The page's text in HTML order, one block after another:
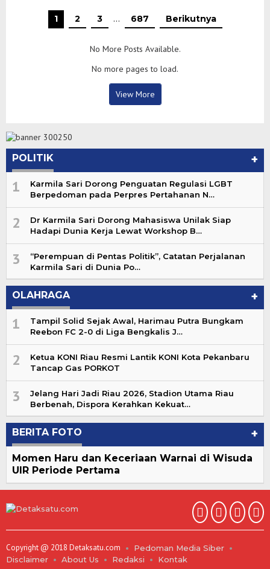
1 2 3 … 687 Berikutnya
No More Posts Available.
No more pages to load.
View More
POLITIK +
1
Karmila Sari Dorong Penguatan Regulasi LGBT
Berpedoman pada Perpres Pertahanan N…
2
Dr Karmila Sari Dorong Mahasiswa Unilak Siap
Hadapi Dunia Kerja Lewat Workshop B…
3
“Perempuan di Pentas Politik”, Catatan Perjalanan
Karmila Sari di Dunia Po…
OLAHRAGA +
1
Tampil Solid Sejak Awal, Harimau Putra Bungkam
Reebon FC 2-0 di Liga Bengkalis J…
2
Ketua KONI Riau Resmi Lantik KONI Kota Pekanbaru
Tancap Gas PORKOT
3
Jelang Hari Jadi Riau 2026, Stadion Utama Riau
Berbenah, Dispora Kerahkan Kekuat…
BERITA FOTO +
Momen Haru dan Keceriaan Warnai di Wisuda
UIR Periode Pertama
Copyright @ 2018 Detaksatu.com
Pedoman Media Siber
Disclaimer
About Us Redaksi Kontak